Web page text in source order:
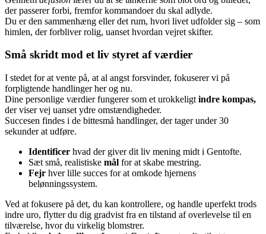
der passerer forbi, fremfor kommandoer du skal adlyde.
Du er den sammenhæng eller det rum, hvori livet udfolder sig – som
himlen, der forbliver rolig, uanset hvordan vejret skifter.
Små skridt mod et liv styret af værdier
I stedet for at vente på, at al angst forsvinder, fokuserer vi på
forpligtende handlinger her og nu.
Dine personlige værdier fungerer som et urokkeligt indre kompas,
der viser vej uanset ydre omstændigheder.
Succesen findes i de bittesmå handlinger, der tager under 30
sekunder at udføre.
Identificer hvad der giver dit liv mening midt i Gentofte.
Sæt små, realistiske mål for at skabe mestring.
Fejr hver lille succes for at omkode hjernens
belønningssystem.
Ved at fokusere på det, du kan kontrollere, og handle uperfekt trods
indre uro, flytter du dig gradvist fra en tilstand af overlevelse til en
tilværelse, hvor du virkelig blomstrer.